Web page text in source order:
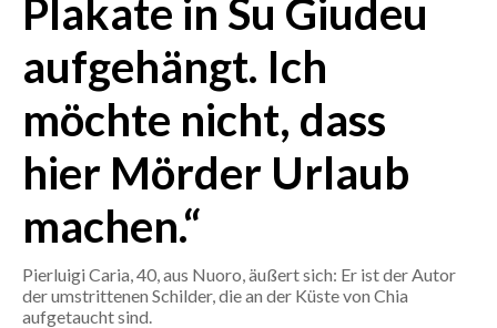
CRONACA
ITALIA
MONDO
POLITICA
ECONOMIA
SERVIZI ALLE IMPRESE
LAVORO
Plakate in Su Giudeu
aufgehängt. Ich
möchte nicht, dass
hier Mörder Urlaub
machen.“
Pierluigi Caria, 40, aus Nuoro, äußert sich: Er ist der Autor
der umstrittenen Schilder, die an der Küste von Chia
aufgetaucht sind.